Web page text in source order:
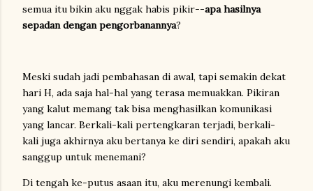
semua itu bikin aku nggak habis pikir--apa hasilnya
sepadan dengan pengorbanannya?
Meski sudah jadi pembahasan di awal, tapi semakin dekat
hari H, ada saja hal-hal yang terasa memuakkan. Pikiran
yang kalut memang tak bisa menghasilkan komunikasi
yang lancar. Berkali-kali pertengkaran terjadi, berkali-
kali juga akhirnya aku bertanya ke diri sendiri, apakah aku
sanggup untuk menemani?
Di tengah ke-putus asaan itu, aku merenungi kembali.